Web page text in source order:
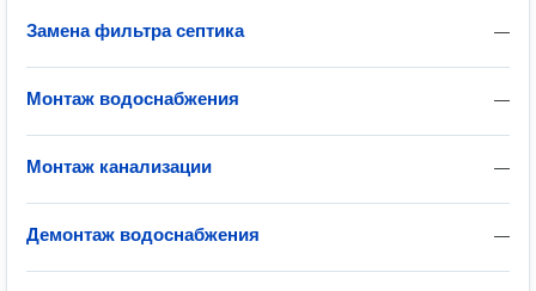
—
Замена фильтра септика
—
Монтаж водоснабжения
—
Монтаж канализации
—
Демонтаж водоснабжения